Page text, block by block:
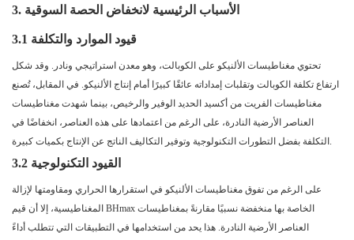
3. الأسباب الرئيسية لانخفاض الحصة السوقية
3.1 قيود الموارد والتكلفة
تحتوي مغناطيسات الألنيكو على الكوبالت، وهو معدن استراتيجي ونادر. وقد شكل
ارتفاع تكلفة الكوبالت وتقلبات إمداداته عائقًا كبيرًا أمام إنتاج الألنيكو. في المقابل، تُصنع
مغناطيسات الفريت من أكسيد الحديد الوفير والرخيص، بينما شهدت مغناطيسات
العناصر الأرضية النادرة، على الرغم من اعتمادها على هذه العناصر، انخفاضًا في
التكلفة بفضل التطورات التكنولوجية وتوفير التكاليف الناتج عن الإنتاج بكميات كبيرة.
3.2 القيود التكنولوجية
على الرغم من تفوق مغناطيسات الألنيكو في استقرارها الحراري ومقاومتها لإزالة
المغناطيسية، إلا أن قيم BHmax الخاصة بها منخفضة نسبيًا مقارنةً بمغناطيسات
العناصر الأرضية النادرة. هذا يحد من استخدامها في التطبيقات التي تتطلب أداءً